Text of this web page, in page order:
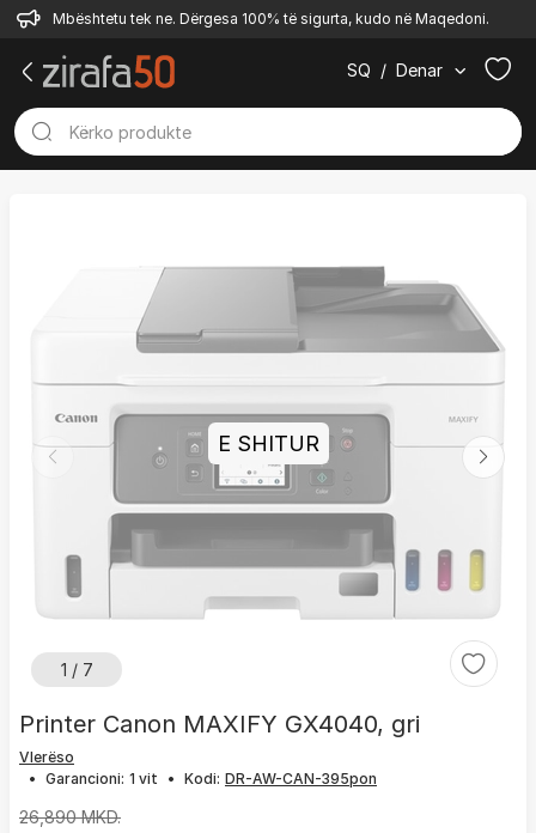
Mbështetu tek ne. Dërgesa 100% të sigurta, kudo në Maqedoni.
SQ / Denar
1 / 7
E SHITUR
Printer Canon MAXIFY GX4040, gri
Vlerëso
• Garancioni: 1 vit • Kodi:
26,890 MKD.